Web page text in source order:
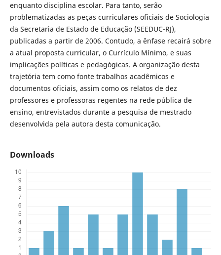
enquanto disciplina escolar. Para tanto, serão
problematizadas as peças curriculares oficiais de Sociologia
da Secretaria de Estado de Educação (SEEDUC-RJ),
publicadas a partir de 2006. Contudo, a ênfase recairá sobre
a atual proposta curricular, o Currículo Mínimo, e suas
implicações políticas e pedagógicas. A organização desta
trajetória tem como fonte trabalhos acadêmicos e
documentos oficiais, assim como os relatos de dez
professores e professoras regentes na rede pública de
ensino, entrevistados durante a pesquisa de mestrado
desenvolvida pela autora desta comunicação.
Downloads